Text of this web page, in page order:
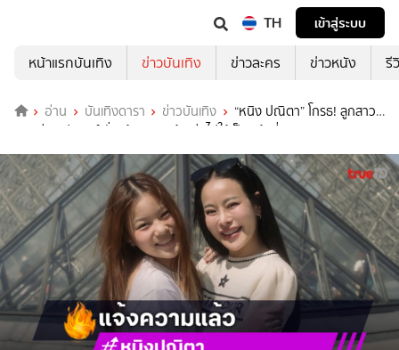
TH
เข้าสู่ระบบ
หน้าแรกบันเทิง
ข่าวบันเทิง ข่าวละคร ข่าวหนัง รี
อ่าน บันเทิงดารา ข่าวบันเทิง
“หนิง ปณิตา” โกรธ! ลูกสาว
ถูกกุข่าวเฟคนิวส์ ลั่นแจ้งความแล้ว ต่อไปให้เป็นหน้าที่ของ ตร.